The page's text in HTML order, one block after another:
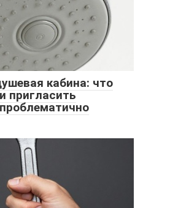
кабина: что
пригласить